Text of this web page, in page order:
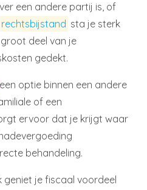
een andere partij is, of
rechtsbijstand sta je sterk
deel van je
gedekt.
een optie binnen een andere
of een
ervoor dat je krijgt waar
behandeling.
je fiscaal voordeel